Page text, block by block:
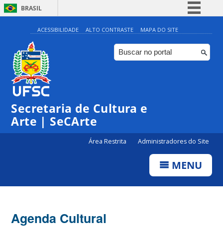
BRASIL
Simplifique!
Comunica BR
Participe
ACESSIBILIDADE ALTO CONTRASTE MAPA DO SITE
Secretaria de Cultura e
Arte | SeCArte
Área Restrita Administradores do Site
MENU
Agenda Cultural
0:00
1:00
5:00